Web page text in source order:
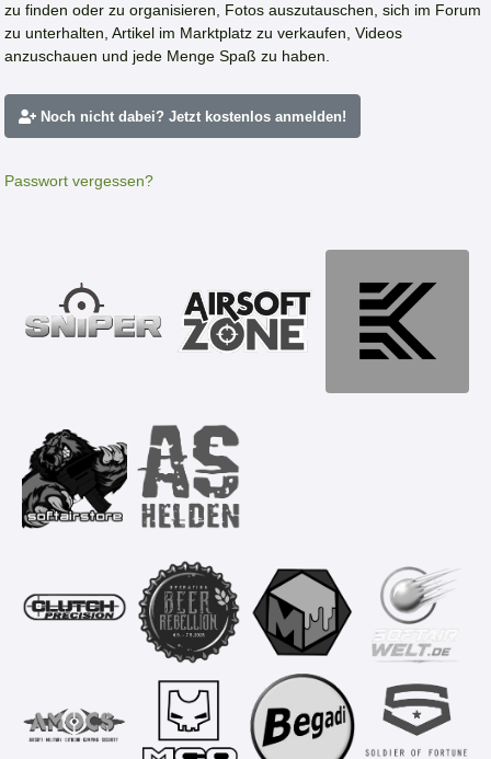
zu finden oder zu organisieren, Fotos auszutauschen, sich im Forum
zu unterhalten, Artikel im Marktplatz zu verkaufen, Videos
anzuschauen und jede Menge Spaß zu haben.
Noch nicht dabei? Jetzt kostenlos anmelden!
Passwort vergessen?